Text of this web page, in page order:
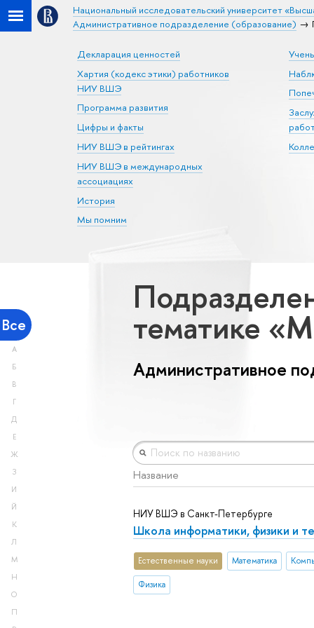
Национальный исследовательский университет
Административное подразделение (образование)
Декларация ценностей
Хартия (кодекс этики) работников
НИУ ВШЭ
Программа развития
Цифры и факты
НИУ ВШЭ в рейтингах
НИУ ВШЭ в международных
ассоциациях
История
Мы помним
Все
А
Б
В
Г
Д
Е
Ж
З
И
Й
К
Л
М
Н
О
П
тематике
Административное
Название
НИУ ВШЭ в Санкт-Петербурге
Школа информатики, физики и
Естественные науки Математика
Физика